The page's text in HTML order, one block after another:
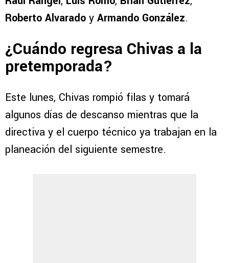
Roberto Alvarado y Armando González.
¿Cuándo regresa Chivas a la
pretemporada?
Este lunes, Chivas rompió filas y tomará
algunos días de descanso mientras que la
directiva y el cuerpo técnico ya trabajan en la
planeación del siguiente semestre.